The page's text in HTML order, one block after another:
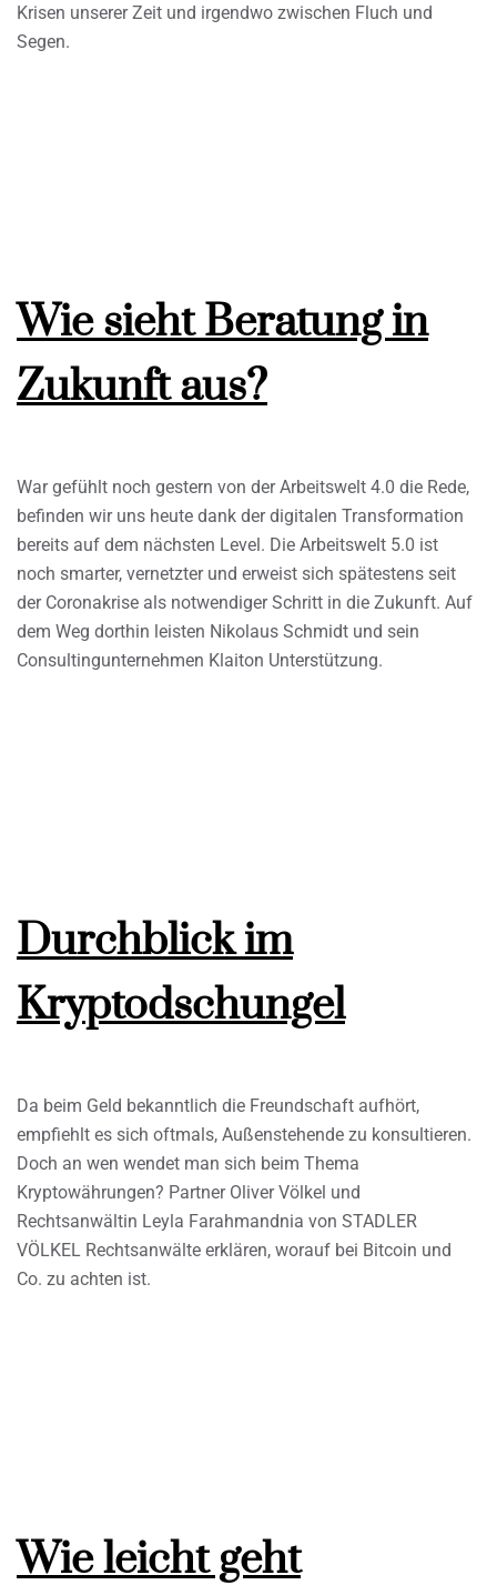
Krisen unserer Zeit und irgendwo zwischen Fluch und
Segen.
Wie sieht Beratung in
Zukunft aus?
War gefühlt noch gestern von der Arbeitswelt 4.0 die Rede,
befinden wir uns heute dank der digitalen Transformation
bereits auf dem nächsten Level. Die Arbeitswelt 5.0 ist
noch smarter, vernetzter und erweist sich spätestens seit
der Coronakrise als notwendiger Schritt in die Zukunft. Auf
dem Weg dorthin leisten Nikolaus Schmidt und sein
Consultingunternehmen Klaiton Unterstützung.
Durchblick im
Kryptodschungel
Da beim Geld bekanntlich die Freundschaft aufhört,
empfiehlt es sich oftmals, Außenstehende zu konsultieren.
Doch an wen wendet man sich beim Thema
Kryptowährungen? Partner Oliver Völkel und
Rechtsanwältin Leyla Farahmandnia von STADLER
VÖLKEL Rechtsanwälte erklären, worauf bei Bitcoin und
Co. zu achten ist.
Wie leicht geht